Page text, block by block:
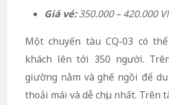
Giá vé:350.000 – 420.000
Một chuyến tàu CQ-03 có
khách lên tới 350 người.
giường nằm và ghế ngồi để
thoải mái và dễ chịu nhất. Trên